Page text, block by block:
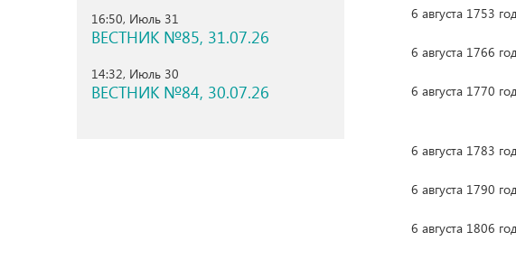
16:50, Июль 31
ВЕСТНИК №85, 31.07.26
14:32, Июль 30
ВЕСТНИК №84, 30.07.26
6 августа 1753
6 августа 1766
6 августа 1770
6 августа 1783
6 августа 1790
6 августа 1806